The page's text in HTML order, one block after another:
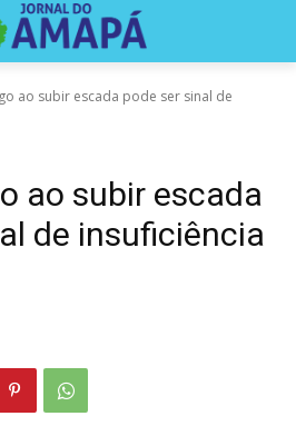
ao subir escada pode ser sinal de
ao subir escada
de insuficiência